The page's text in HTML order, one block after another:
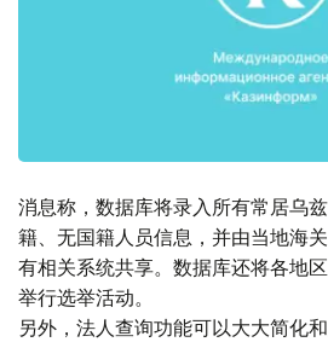
消息称，数据库将录入所有常居乌
籍、无国籍人员信息，并由当地海
有相关系统共享。数据库还将各地
举行选举活动。
另外，法人查询功能可以大大简化